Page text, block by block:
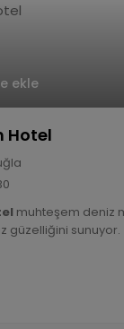
ekle
Hotel
muhteşem deniz
güzelliğini sunuyor.